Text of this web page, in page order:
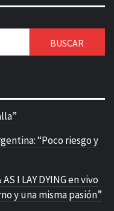
“Poco riesgo y
I LAY DYING en vivo
y una misma pasión”